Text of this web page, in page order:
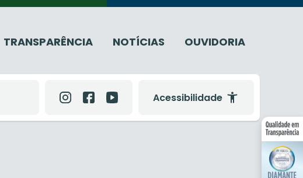
TRANSPARÊNCIA NOTÍCIAS OUVIDORIA
Acessibilidade